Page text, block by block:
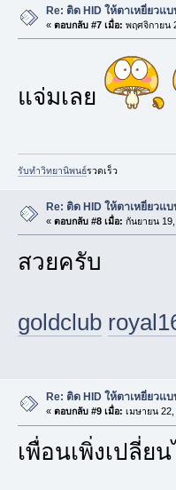
Re: ติด HID ให้ตาเหยี่ยวแ
« ตอบกลับ #7 เมื่อ: พฤศจิกายน
แจ่มเลย
รับทำวิทยานิพนธ์รวดเร็ว
Re: ติด HID ให้ตาเหยี่ยวแ
« ตอบกลับ #8 เมื่อ: กันยายน
สวยครับ
goldclub
Re: ติด HID ให้ตาเหยี่ยวแ
« ตอบกลับ #9 เมื่อ: เมษายน
เพื่อนเพิ่งเปลี่